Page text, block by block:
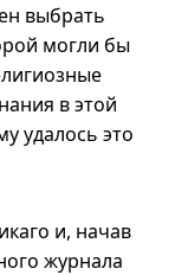
выбрать
могли бы
в этой
удалось это
и, начав
журнала